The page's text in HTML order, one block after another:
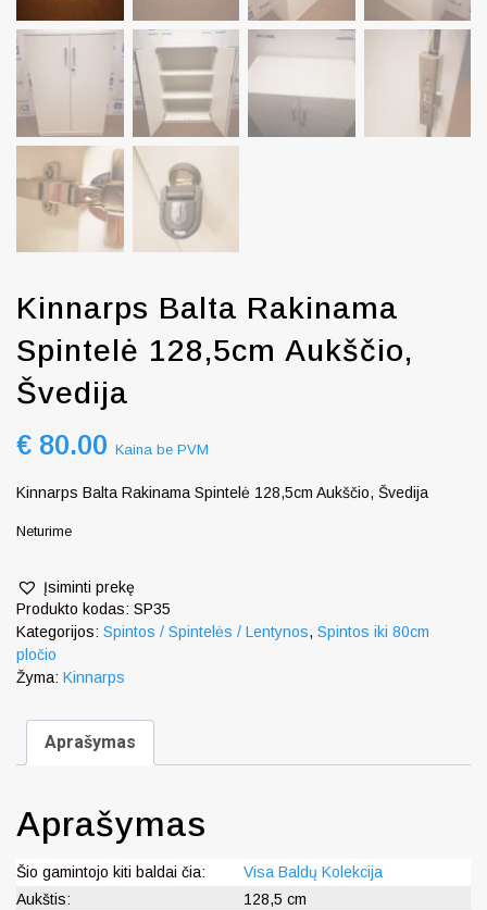
Kinnarps Balta Rakinama
Spintelė 128,5cm Aukščio,
Švedija
€ 80.00 Kaina be PVM
Kinnarps Balta Rakinama Spintelė 128,5cm Aukščio, Švedija
Neturime
Įsiminti prekę
Produkto kodas: SP35
Kategorijos: Spintos / Spintelės / Lentynos, Spintos iki 80cm
pločio
Žyma: Kinnarps
Aprašymas
Aprašymas
Šio gamintojo kiti baldai čia:
Visa Baldų Kolekcija
Aukštis:
128,5 cm